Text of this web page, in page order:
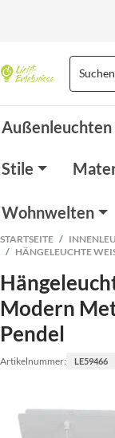
Außenleuchten
Stile
Wohnwelten
STARTSEITE
HÄNGELEUCHTE
Modern
Pendel
Artikelnummer: LE59466